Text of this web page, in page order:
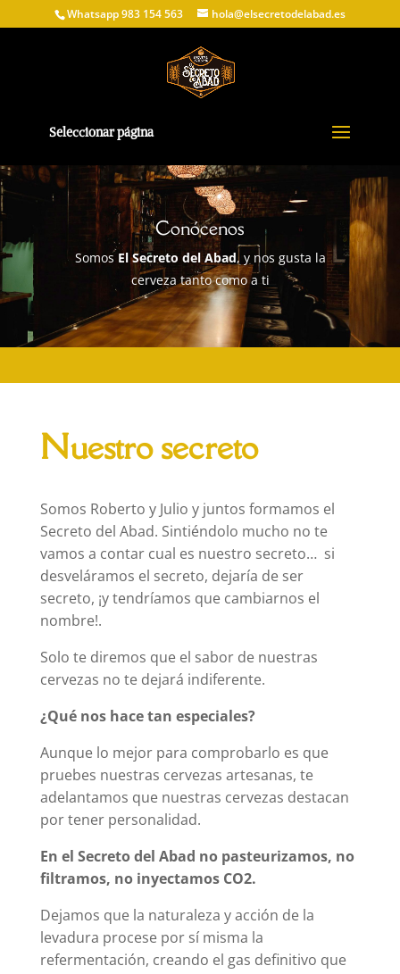
Whatsapp 983 154 563 hola@elsecretodelabad.es
Seleccionar página
Conócenos
Somos El Secreto del Abad, y nos gusta la
cerveza tanto como a ti
Nuestro secreto
Somos Roberto y Julio y juntos formamos el
Secreto del Abad. Sintiéndolo mucho no te
vamos a contar cual es nuestro secreto… si
desveláramos el secreto, dejaría de ser
secreto, ¡y tendríamos que cambiarnos el
nombre!.
Solo te diremos que el sabor de nuestras
cervezas no te dejará indiferente.
¿Qué nos hace tan especiales?
Aunque lo mejor para comprobarlo es que
pruebes nuestras cervezas artesanas, te
adelantamos que nuestras cervezas destacan
por tener personalidad.
En el Secreto del Abad no pasteurizamos, no
filtramos, no inyectamos CO2.
Dejamos que la naturaleza y acción de la
levadura procese por sí misma la
refermentación, creando el gas definitivo que